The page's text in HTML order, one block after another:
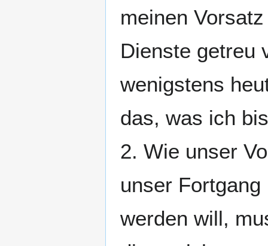
meinen
Dienste getreu
wenigstens
das, was ich
2. Wie unser
unser
werden will,